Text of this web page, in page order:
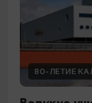
80-ЛЕТИЕ